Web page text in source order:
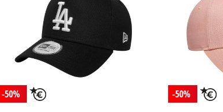
-50% -50%